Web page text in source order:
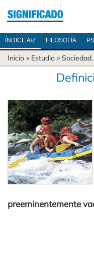
ÍNDICE A/Z FILOSOFÍA
Inicio » Estudio » Sociedad.
preeminentemente